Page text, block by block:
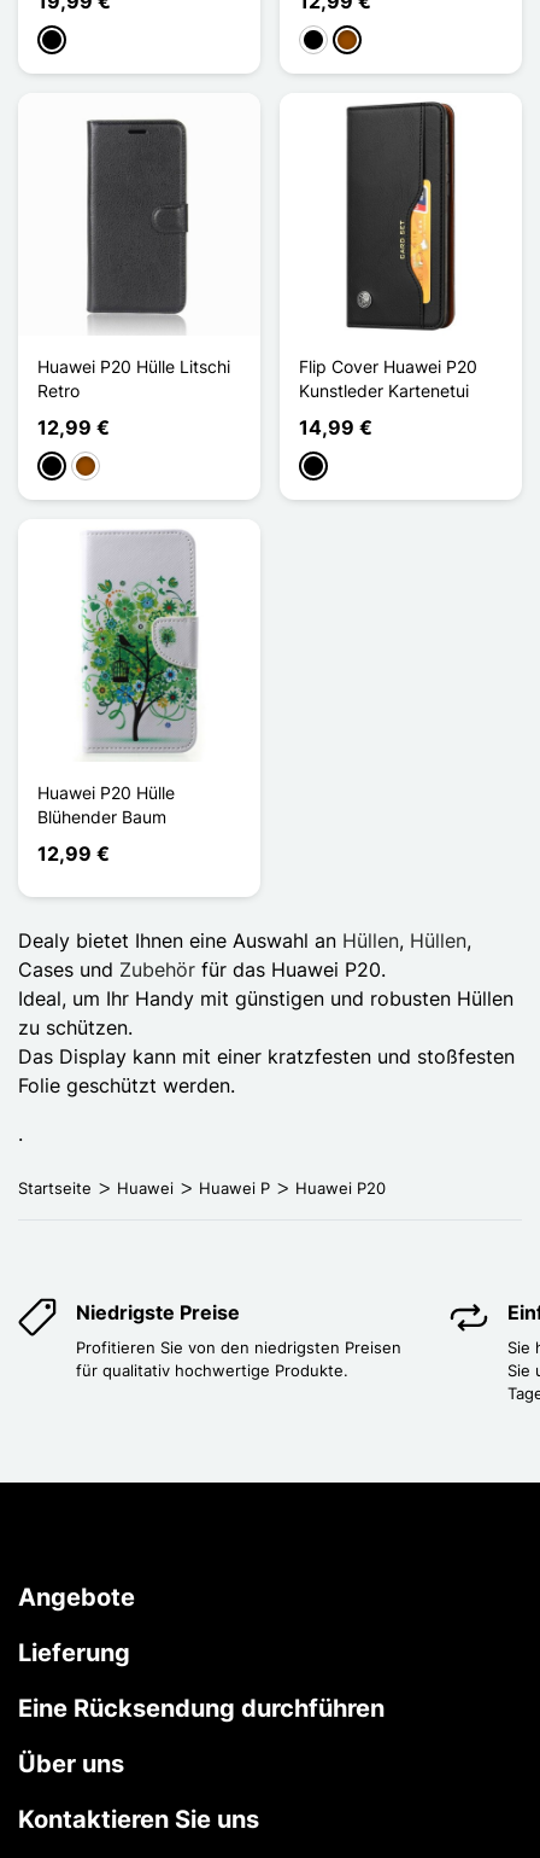
Schwarz Schwarz
Braun
Huawei P20 Hülle Litschi
Retro
12,99 €
Schwarz
Braun
Flip Cover Huawei P20
Kunstleder Kartenetui
14,99 €
Schwarz
Huawei P20 Hülle
Blühender Baum
12,99 €
Dealy bietet Ihnen eine Auswahl an Hüllen, Hüllen,
Cases und Zubehör für das Huawei P20.
Ideal, um Ihr Handy mit günstigen und robusten Hüllen
zu schützen.
Das Display kann mit einer kratzfesten und stoßfesten
Folie geschützt werden.
.
Startseite Huawei Huawei P Huawei P20
Niedrigste Preise
Profitieren Sie von den niedrigsten Preisen
für qualitativ hochwertige Produkte.
Sie
Sie
Angebote
Lieferung
Eine Rücksendung durchführen
Über uns
Kontaktieren Sie uns